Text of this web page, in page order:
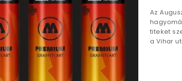
Az
titeket
a Vihar
20 változat
Touch Opaque Marker
Medium (1,5-2,3mm)
Touch Opaque
os készlet Fine (0,8-